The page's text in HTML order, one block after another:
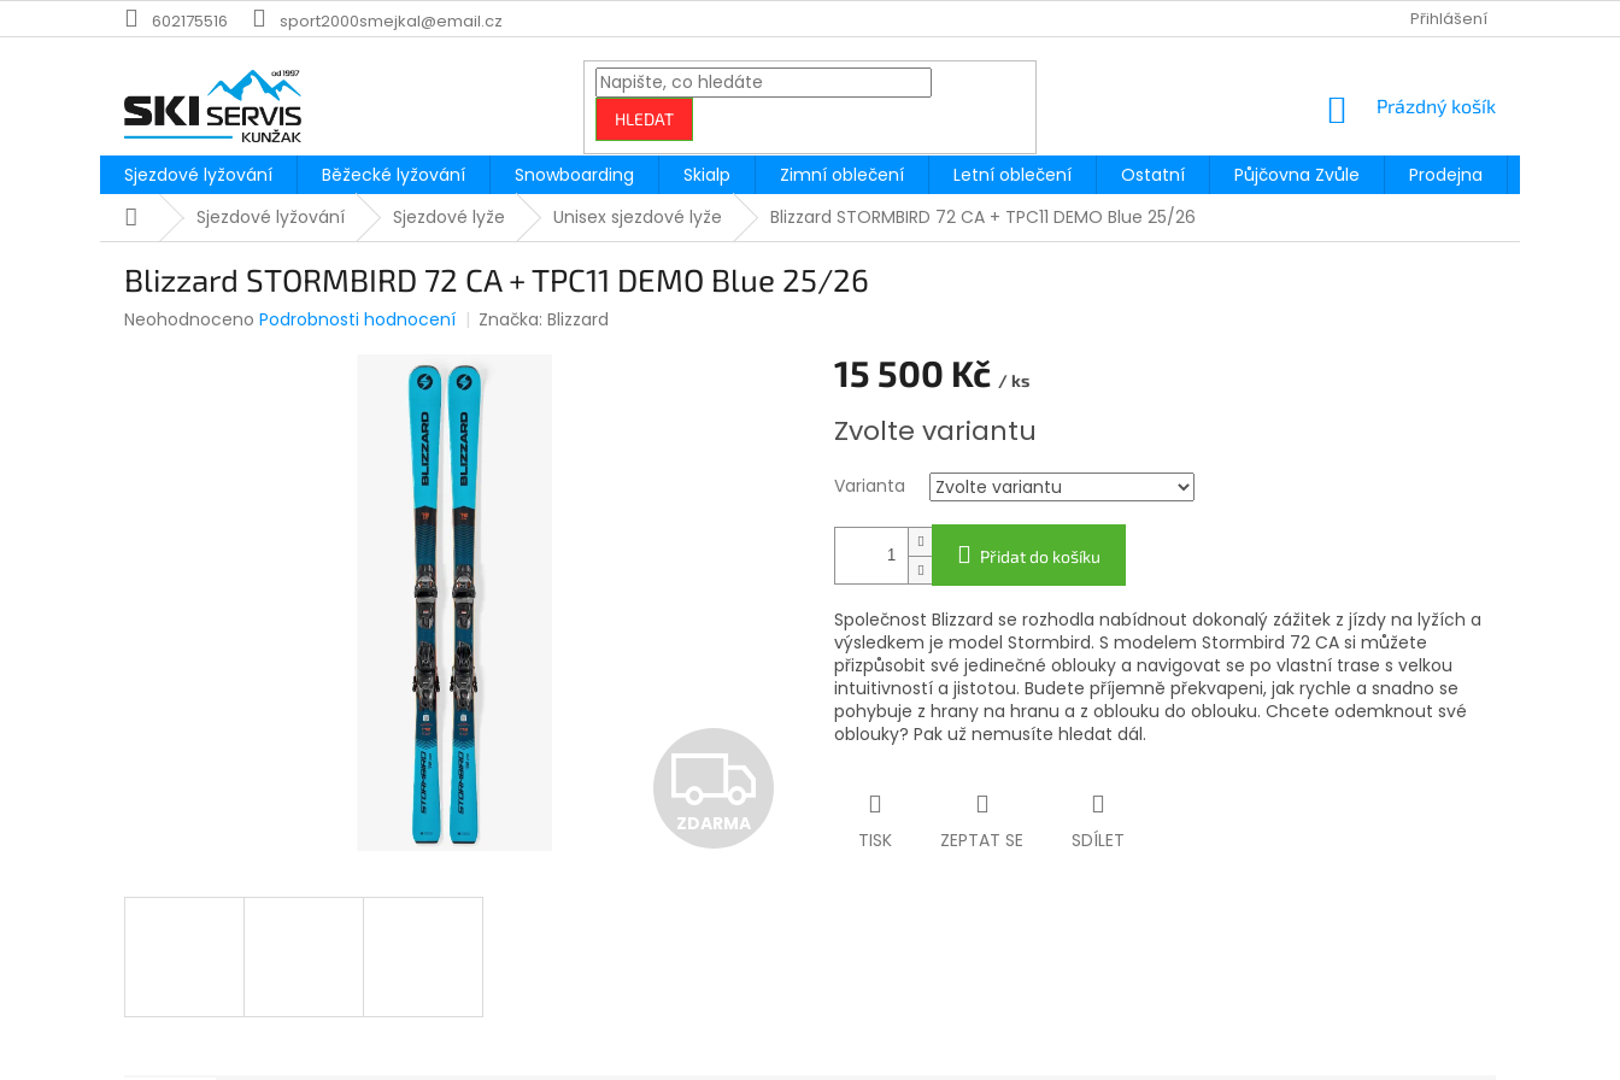
na
602175516 sport2000smejkal@email.cz Přihlášení
HLEDAT
NÁKUPNÍ
Prázdný košík
Sjezdové lyžování Běžecké lyžování Snowboarding Skialp Zimní oblečení Letní oblečení Ostatní Půjčovna Zvůle Prodejna
DomůSjezdové lyžování Sjezdové lyže Unisex sjezdové lyže Blizzard STORMBIRD 72 CA + TPC11 DEMO Blue 25/26
Blizzard STORMBIRD 72 CA + TPC11 DEMO Blue 25/26
Průměrné
Neohodnoceno Podrobnosti hodnocení Značka:Blizzard
Z
ZDARMA
15 500 Kč / ks
cena:
Zvolte variantu
Varianta
Přidat do košíku
Společnost Blizzard se rozhodla nabídnout dokonalý zážitek z jízdy na lyžích a
výsledkem je model Stormbird. S modelem Stormbird 72 CA si můžete
přizpůsobit své jedinečné oblouky a navigovat se po vlastní trase s velkou
intuitivností a jistotou. Budete příjemně překvapeni, jak rychle a snadno se
pohybuje z hrany na hranu a z oblouku do oblouku. Chcete odemknout své
oblouky? Pak už nemusíte hledat dál.
TISK ZEPTAT SE SDÍLET